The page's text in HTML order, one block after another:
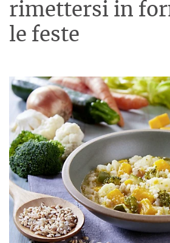
rimettersi in
le feste